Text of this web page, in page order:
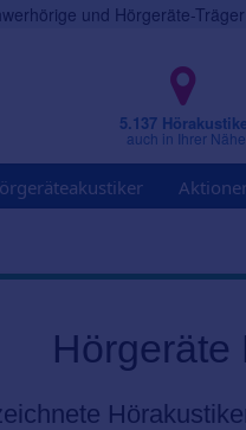
und Hörgeräte-Träger
5.137
auch in Ihrer Nähe
Hörgeräte